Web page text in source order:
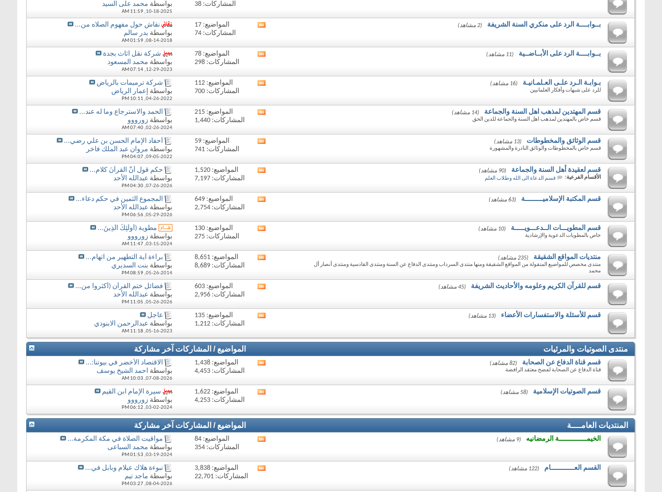
المشاركات: 38
بواسطة محمد على السيد
10-18-2025,
11:59 AM
بــوابــــة الرد على منكري السنة الشريفة (2 مشاهد)
المواضيع: 17
المشاركات: 74
نقاش حول مفهوم الصلاه من...
بواسطة بدر سالم
08-14-2018,
01:59 AM
بــوابــــة الرد على الأبــاضــية (11 مشاهد)
تغذيات
المواضيع: 78
المشاركات: 298
شركة نقل اثاث بجدة
بواسطة محمد المسعود
12-29-2023,
07:14 AM
بـوابـة الـرد علـى العـلمـانيـة (16 مشاهد)
للرد على شبهات وأفكار العلمانيين
تغذيات
المواضيع: 112
المشاركات: 700
شركة ترميمات بالرياض
بواسطة إعمار الرياض
04-26-2022,
10:11 PM
قسم المهتدين لمذهب اهل السنة والجماعة (14 مشاهد)
قسم خاص بالمهتدين لمذهب اهل السنة والجماعة للدين الحق
تغذيات
المواضيع: 215
المشاركات: 1,440
الحمد والاسترجاع وما له عند...
بواسطة زورووو
02-26-2024,
07:40 AM
قسم الوثائق والمخطوطات (13 مشاهد)
قسم خاص بالمخطوطات والوثائق النادرة والمشهورة
تغذيات
المنتدى
المواضيع: 59
المشاركات: 741
أحفاد الإمام الحسن بن علي رضي...
بواسطة مروان عبد الملك فاخر
09-05-2022,
04:07 PM
قسم لعقيدة أهل السنة والجماعة (90 مشاهد)
الأقسام الفرعية: قسم الدعاة الى الله وطلاب العلم
مشاهدة
تغذيات
المواضيع: 1,520
المشاركات: 7,197
حكم قول أنَّ القرآنَ كلام...
بواسطة عبدالله الأحد
07-26-2026,
04:30 PM
قسم المكتبة الإسلاميـــــــــة (63 مشاهد)
تغذيات
المواضيع: 649
المشاركات: 2,754
المجموع الثمين في حكم دعاء...
بواسطة عبدالله الأحد
05-29-2026,
06:56 PM
قسم المطويـــات الــدعـــويـــــة (10 مشاهد)
خاص بالمطويات الدعوية والإرشادية
تغذيات
المنتدى
المواضيع: 130
المشاركات: 275
مطوية (أُولَئِكَ الَّذِينَ...
بواسطة زورووو
03-15-2024,
11:47 AM
منتديات المواقع الشقيقة (235 مشاهد)
منتدى مخصص للمواضيع المنقولة من المواقع الشقيقة ومنها منتدى السرداب ومنتدى الدفاع عن السنة ومنتدى القادسية ومنتدى أنصار أل
محمد
مشاهدة
تغذيات
المواضيع: 8,651
المشاركات: 8,689
براءة آية التطهير من اتهام...
بواسطة بنت السديري
05-26-2014,
08:59 PM
قسم للقرآن الكريم وعلومه والأحاديث الشريفة (45 مشاهد)
تغذيات
المواضيع: 603
المشاركات: 2,956
فضائل ختم القرآن (أكثروا من...
بواسطة عبدالله الأحد
05-26-2026,
11:05 PM
قسم للأسئلة والاستفسارات الأعضاء (13 مشاهد)
تغذيات
المنتدى
المواضيع: 135
المشاركات: 1,212
عاجل
بواسطة عبدالرحمن الابنودي
05-16-2023,
11:18 AM
منتدى الصوتيات والمرئيات المواضيع / المشاركات آخر مشاركة
قسم قناة الدفاع عن الصحابة (82 مشاهد)
قناة الدفاع عن الصحابة لفضح معتقد الرافضة
مشاهدة
تغذيات
المنتدى
المواضيع: 1,438
المشاركات: 4,453
الاقتصاد الأخضر في بيوتنا:...
بواسطة احمد الشيخ يوسف
07-08-2026,
10:03 AM
قسم الصوتيات الإسلامية (58 مشاهد)
مشاهدة
تغذيات
المنتدى
المواضيع: 1,622
المشاركات: 4,253
سيرة الإمام ابن القيم
بواسطة زورووو
03-02-2024,
06:12 PM
المنتديات العامــــة المواضيع / المشاركات آخر مشاركة
الخيمــــــــــــــة الرمضانيه (9 مشاهد)
تغذيات
المنتدى
المواضيع: 84
المشاركات: 354
مواقيت الصلاة في مكة المكرمة...
بواسطة محمد السباعى
03-19-2024,
01:53 PM
القسم العــــــــــــام (122 مشاهد)
مشاهدة
تغذيات
المواضيع: 3,838
المشاركات: 22,701
نبوءة هلاك عيلام وبابل في...
بواسطة ماجد تيم
08-04-2026,
03:27 PM